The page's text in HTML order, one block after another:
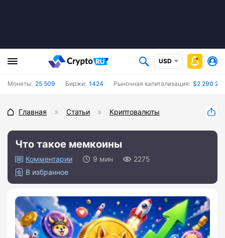
USD
Монеты: 25 509 Биржи: 1424 Рыночная капитализация: $2 290
Главная Статьи Криптовалюты
Что такое мемкоины
0 9 мин
2275
В избранное